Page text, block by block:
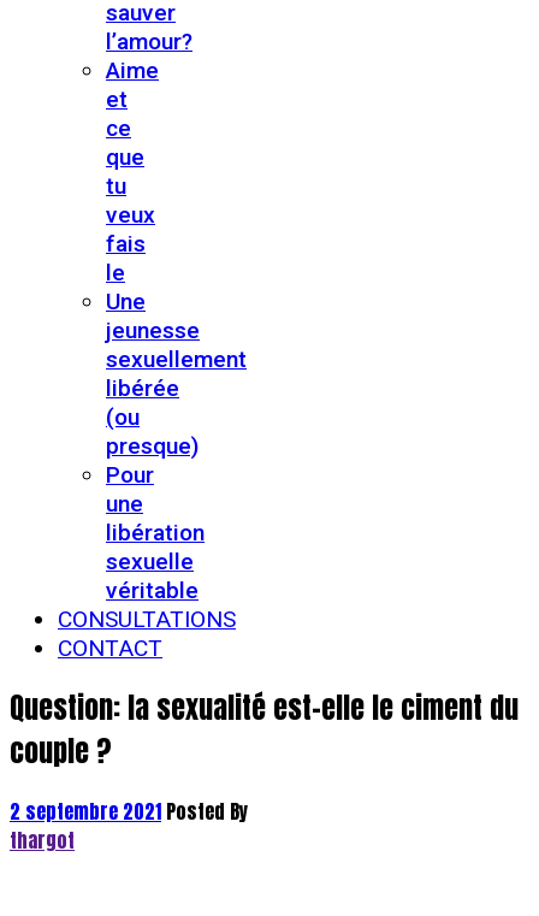
sauver
l’amour?
Aime
et
ce
que
tu
veux
fais
le
Une
jeunesse
sexuellement
libérée
(ou
presque)
Pour
une
libération
sexuelle
véritable
CONSULTATIONS
CONTACT
Question: la sexualité est-elle le ciment du
couple ?
2 septembre 2021 Posted By
thargot